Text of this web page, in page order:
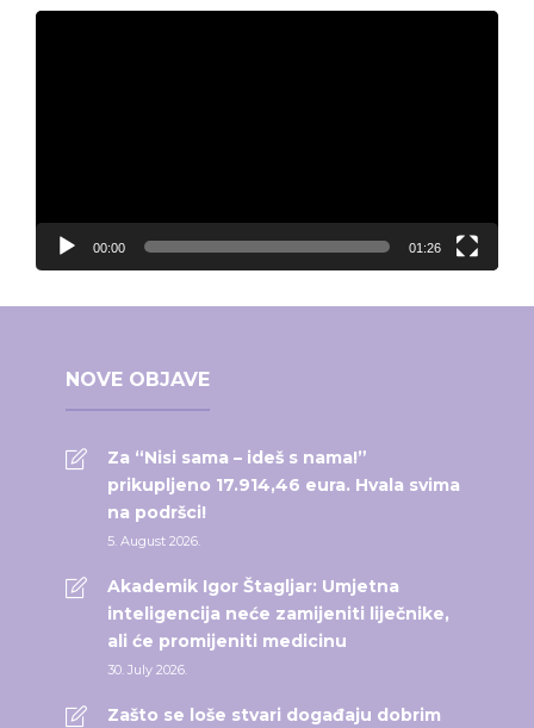
Video
00:00 01:26
NOVE OBJAVE
Za “Nisi sama – ideš s nama!”
prikupljeno 17.914,46 eura. Hvala svima
na podršci!
5. August 2026.
Akademik Igor Štagljar: Umjetna
inteligencija neće zamijeniti liječnike,
ali će promijeniti medicinu
30. July 2026.
Zašto se loše stvari događaju dobrim